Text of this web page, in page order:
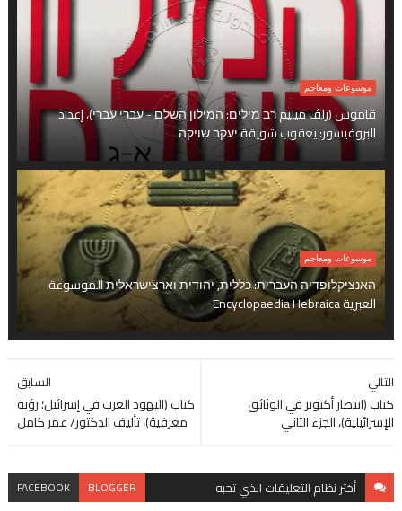
موسوعات ومعاجم
قاموس (راﭫ ميليم רב מילים: המילון השלם - עברי עברי)، إعداد
البروفيسور: يعقوب شويقة יעקב שויקה
موسوعات ومعاجم
האנציקלופדיה העברית: כללית, יהודית וארצישראלית الموسوعة
العبرية Encyclopaedia Hebraica
التالي
كتاب (انتصار أكتوبر في الوثائق
الإسرائيلية)، الجزء الثاني
السابق
كتاب (اليهود العرب في إسرائيل؛ رؤية
معرفية)، تأليف الدكتور/ عمر كامل
أختر نظام التعليقات الذي تحبه BLOGGER
FACEBOOK